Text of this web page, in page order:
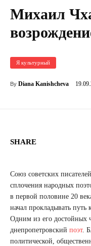
Михаил
Я культурный
By Diana Kanishcheva
SHARE
Союз советских
сплочения народных
в первой половине 20
начал прокладывать
Одним из его достойных
днепропетровский поэт.
политической,